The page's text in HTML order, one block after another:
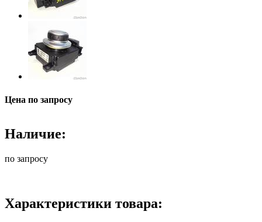
Цена по запросу
Наличие:
по запросу
Характеристики товара: